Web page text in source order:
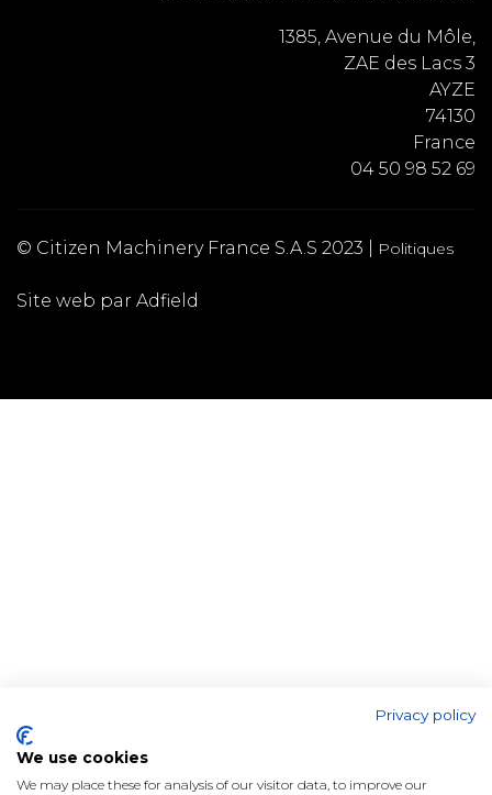
1385, Avenue du Môle,
ZAE des Lacs 3
AYZE
74130
France
04 50 98 52 69
© Citizen Machinery France S.A.S 2023 | Politiques
Site web par Adfield
Privacy policy
We use cookies
We may place these for analysis of our visitor data, to improve our